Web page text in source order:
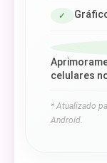
✓
celulares
* Atualizado
Android.